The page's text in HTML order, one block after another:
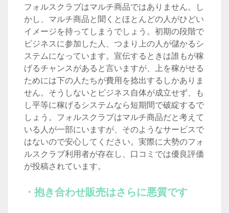
フォルスクラブはマルチ商品ではありません。し
かし、マルチ商品と聞くとほとんどの人がひどい
イメージを持ってしまうでしょう。初期の段階で
ビジネスに参加した人、つまり上の人が儲かるシ
ステムになっています。宣伝するときは誰もが稼
げるチャンスがあると言いますが、上を稼がせる
ためには下の人たちが費用を捻出するしかありま
せん。そうしないとビジネス自体が成立せず、も
し平等に稼げるシステムなら短期間で破綻するで
しょう。フォルスクラブはマルチ商品だと考えて
いる人が一部にいますが、そのようなサービスで
はないので安心してください。実際に大勢のフォ
ルスクラブ利用者が存在し、口コミでは優良評価
が投稿されています。
・抱き合わせ販売はさらに悪質です